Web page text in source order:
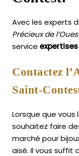
Avec les experts
Précieux de
service expertises
Contactez
Saint-
Lorsque que
souhaitez faire
marché pour
aisé. Il vous suffit